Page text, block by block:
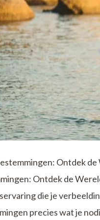
Ontdek
Ontdek de
die je
precies wat je